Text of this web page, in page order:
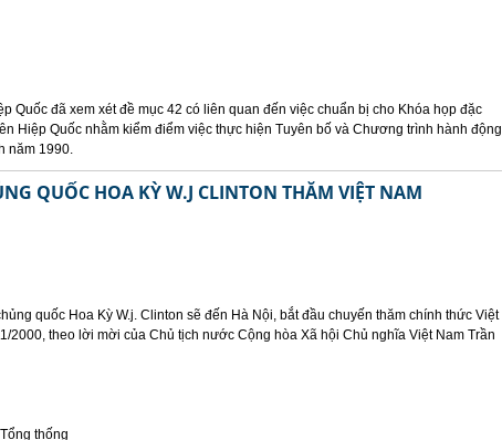
Quốc đã xem xét đề mục 42 có liên quan đến việc chuẩn bị cho Khóa họp đặc
Hiệp Quốc nhằm kiểm điểm việc thực hiện Tuyên bố và Chương trình hành động
năm 1990.
QUỐC HOA KỲ W.J CLINTON THĂM VIỆT NAM
quốc Hoa Kỳ W.j. Clinton sẽ đến Hà Nội, bắt đầu chuyến thăm chính thức Việt
2000, theo lời mời của Chủ tịch nước Cộng hòa Xã hội Chủ nghĩa Việt Nam Trần
thống